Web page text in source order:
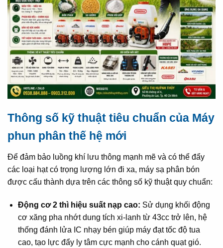
Thông số kỹ thuật tiêu chuẩn của Máy
phun phân thế hệ mới
Để đảm bảo luồng khí lưu thông mạnh mẽ và có thể đẩy
các loại hạt có trọng lượng lớn đi xa, máy sạ phân bón
được cấu thành dựa trên các thông số kỹ thuật quy chuẩn:
Động cơ 2 thì hiệu suất nạp cao: Sử dụng khối động
cơ xăng pha nhớt dung tích xi-lanh từ 43cc trở lên, hệ
thống đánh lửa IC nhạy bén giúp máy đạt tốc độ tua
cao, tạo lực đẩy ly tâm cực mạnh cho cánh quạt gió.